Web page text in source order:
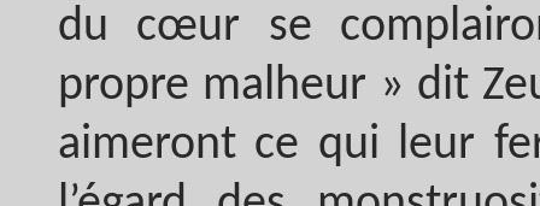
du cœur se
propre malheur » dit
aimeront ce qui leur